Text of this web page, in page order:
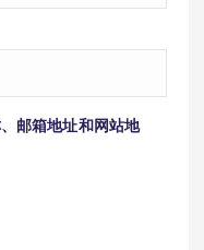
邮箱地址和网站地